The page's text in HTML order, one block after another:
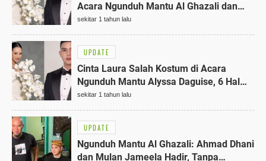
Acara Ngunduh Mantu Al Ghazali dan
Alyssa Daguise, Wajib Tahu!
sekitar 1 tahun lalu
UPDATE
Cinta Laura Salah Kostum di Acara
Ngunduh Mantu Alyssa Daguise, 6 Hal
Menarik Terungkap!
sekitar 1 tahun lalu
UPDATE
Ngunduh Mantu Al Ghazali: Ahmad Dhani
dan Mulan Jameela Hadir, Tanpa